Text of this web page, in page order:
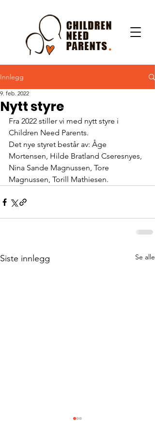
Innlegg
Nytt styre
9. feb. 2022
Fra 2022 stiller vi med nytt styre i
Children Need Parents.
Det nye styret består av: Åge
Mortensen, Hilde Bratland Cseresnyes,
Nina Sande Magnussen, Tore
Magnussen, Torill Mathiesen.
Siste innlegg Se alle